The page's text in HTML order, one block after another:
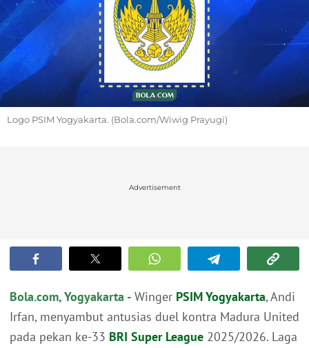
Logo PSIM Yogyakarta. (Bola.com/Wiwig Prayugi)
Advertisement
Bola.com, Yogyakarta - Winger PSIM Yogyakarta, Andi
Irfan, menyambut antusias duel kontra Madura United
pada pekan ke-33 BRI Super League 2025/2026. Laga